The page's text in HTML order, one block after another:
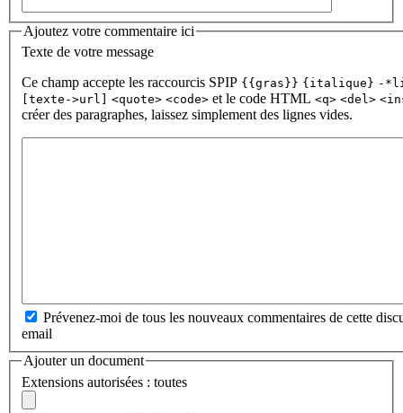
Ajoutez votre commentaire ici
Texte de votre message
Ce champ accepte les raccourcis SPIP {{gras}} {italique} -
[texte->url]
<quote> <code> et le code HTML <q> <del>
créer des paragraphes, laissez simplement des lignes vides.
Prévenez-moi de tous les nouveaux commentaires de cette
email
Ajouter un document
Extensions autorisées : toutes